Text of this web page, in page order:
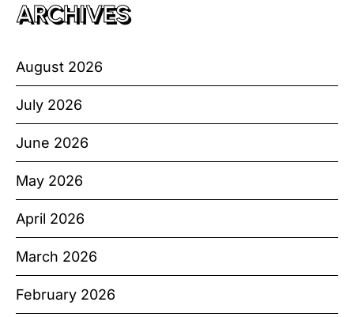
ARCHIVES
August 2026
July 2026
June 2026
May 2026
April 2026
March 2026
February 2026